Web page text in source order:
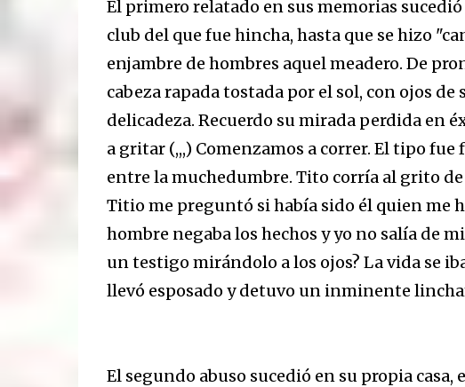
El primero relatado en sus memorias
club del que fue hincha, hasta que se hizo
enjambre de hombres aquel meadero. De
cabeza rapada tostada por el sol, con ojos
delicadeza. Recuerdo su mirada perdida en
a gritar (,,,) Comenzamos a correr. El tipo
entre la muchedumbre. Tito corría al grito
Titio me preguntó si había sido él quien me
hombre negaba los hechos y yo no salía de
un testigo mirándolo a los ojos? La vida se
llevó esposado y detuvo un inminente
El segundo abuso sucedió en su propia